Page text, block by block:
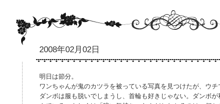
2008年02月02日
明日は節分。
ワンちゃんが鬼のカツラを被っている写真を見つけたが、ウ
ダンボは服も脱いでしまうし、首輪も好きじゃない。ダンボ